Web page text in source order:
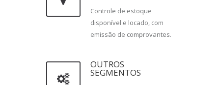
Controle de estoque
disponível e locado, com
emissão de comprovantes.
OUTROS
SEGMENTOS